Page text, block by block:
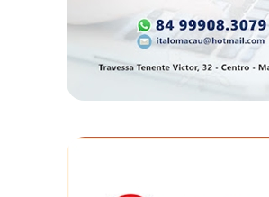
DESENVOLVIMENTO
ECONÔMICO
DESENVOLVIMENTO
RURAL